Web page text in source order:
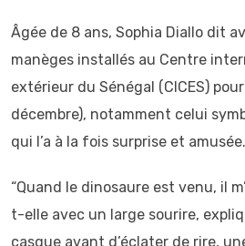
Âgée de 8 ans, Sophia Diallo dit
manèges installés au Centre
extérieur du Sénégal (CICES)
décembre), notamment celui
qui l’a à la fois surprise et amusée.
“Quand le dinosaure est venu, il
t-elle avec un large sourire,
casque avant d’éclater de rire,